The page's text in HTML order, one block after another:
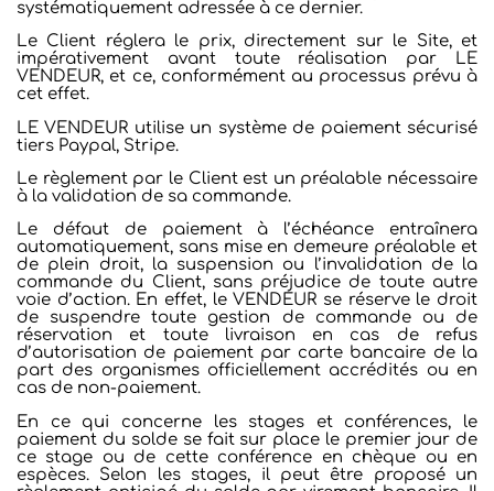
systématiquement adressée à ce dernier.
Le Client réglera le prix, directement sur le Site, et
impérativement avant toute réalisation par LE
VENDEUR, et ce, conformément au processus prévu à
cet effet.
LE VENDEUR utilise un système de paiement sécurisé
tiers Paypal, Stripe.
Le règlement par le Client est un préalable nécessaire
à la validation de sa commande.
Le défaut de paiement à l’échéance entraînera
automatiquement, sans mise en demeure préalable et
de plein droit, la suspension ou l’invalidation de la
commande du Client, sans préjudice de toute autre
voie d’action. En effet, le VENDEUR se réserve le droit
de suspendre toute gestion de commande ou de
réservation et toute livraison en cas de refus
d’autorisation de paiement par carte bancaire de la
part des organismes officiellement accrédités ou en
cas de non-paiement.
En ce qui concerne les stages et conférences, le
paiement du solde se fait sur place le premier jour de
ce stage ou de cette conférence en chèque ou en
espèces. Selon les stages, il peut être proposé un